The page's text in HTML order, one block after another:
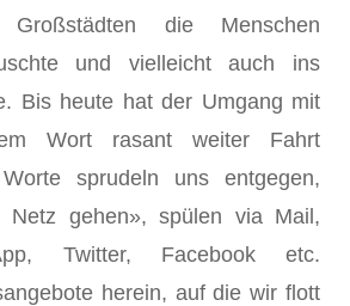
Großstädten die Menschen
und vielleicht auch ins
Bis heute hat der Umgang mit
Wort rasant weiter Fahrt
sprudeln uns entgegen,
Netz gehen», spülen via Mail,
Twitter, Facebook etc.
herein, auf die wir flott